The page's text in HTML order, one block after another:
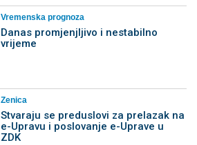
Vremenska prognoza
Danas promjenjljivo i nestabilno
vrijeme
Zenica
Stvaraju se preduslovi za prelazak na
e-Upravu i poslovanje e-Uprave u
ZDK